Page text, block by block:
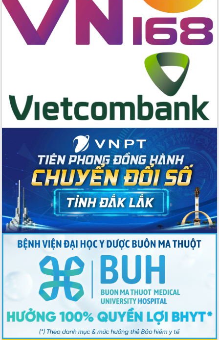
Ban Tuyên giáo và Dân vận Trung ương
tập huấn công tác khoa giáo năm 2025
Đắk Lắk hưởng ứng Ngày Pháp luật
Việt Nam 2025 và biểu dương 25 tập
thể, cá nhân tiêu biểu
Kỳ họp chuyên đề lần thứ Ba, HĐND
tỉnh khóa X
Bí thư Tỉnh ủy Lương Nguyễn Minh
Triết kiểm tra việc thực hiện chống
Hội thảo chuyên đề “Hành trình xuất
khẩu nông sản Việt Nam qua thương
mại điện tử cùng Amazon”
Đại hội Thi đua yêu nước tỉnh Đắk Lắk
lần thứ I (2025-2030)
Đồng chí Lương Nguyễn Minh Triết
được chỉ định làm Bí thư Tỉnh ủy Đắk
Lắk nhiệm kỳ 2025 – 2030
Tập trung triển khai các giải pháp sản
Tọa đàm kỷ niệm 95 năm Ngày thành
lập Hội Liên hiệp Phụ nữ Việt Nam
Đắk Lắk tổ chức Ngày hội Chuyển đổi
số với chủ đề: “Công nghệ số - kiến
tạo tương lai”
Tập trung phát triển khoa học công